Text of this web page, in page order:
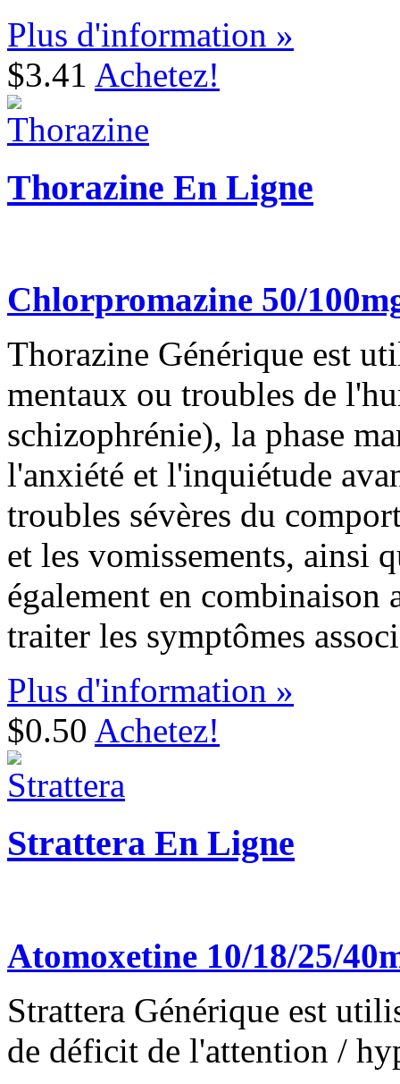
Plus d'information »
$3.41 Achetez!
Thorazine En Ligne
Chlorpromazine 50/
Thorazine Générique est
mentaux ou troubles de
schizophrénie), la phase
l'anxiété et l'inquiétude
troubles sévères du
et les vomissements, ainsi
également en combinaison
traiter les symptômes
Plus d'information »
$0.50 Achetez!
Strattera En Ligne
Atomoxetine 10/18/25/
Strattera Générique est
de déficit de l'attention /